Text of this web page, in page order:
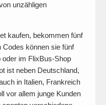
unzähligen
kaufen, bekommen fünf
können sie fünf
oder im FlixBus-Shop
ist neben Deutschland,
in Italien, Frankreich
vor allem junge Kunden